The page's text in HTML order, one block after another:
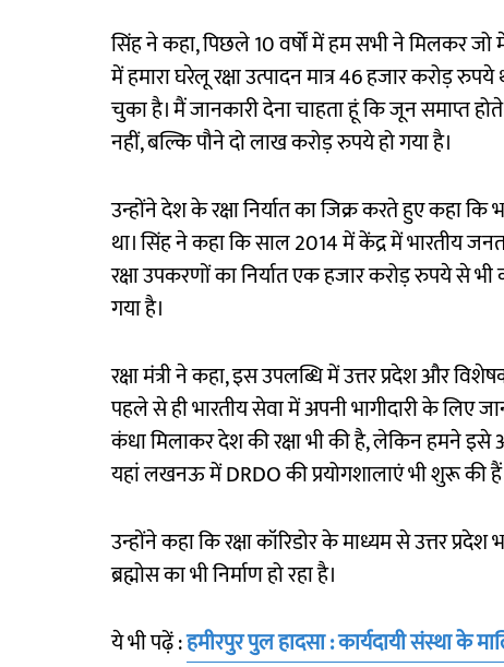
सिंह ने कहा, पिछले 10 वर्षों में हम सभी ने मिलकर
में हमारा घरेलू रक्षा उत्पादन मात्र 46 हजार
चुका है। मैं जानकारी देना चाहता हूं कि जून समाप्त
नहीं, बल्कि पौने दो लाख करोड़ रुपये हो गया है।
उन्होंने देश के रक्षा निर्यात का जिक्र करते हुए कहा
था। सिंह ने कहा कि साल 2014 में केंद्र में भारतीय
रक्षा उपकरणों का निर्यात एक हजार करोड़ रुपये
गया है।
रक्षा मंत्री ने कहा, इस उपलब्धि में उत्तर प्रदेश और
पहले से ही भारतीय सेवा में अपनी भागीदारी के लिए
कंधा मिलाकर देश की रक्षा भी की है, लेकिन हमने
यहां लखनऊ में DRDO की प्रयोगशालाएं भी शुरू की
उन्होंने कहा कि रक्षा कॉरिडोर के माध्यम से उत्तर
ब्रह्मोस का भी निर्माण हो रहा है।
ये भी पढ़ें :हमीरपुर पुल हादसा : कार्यदायी संस्था के